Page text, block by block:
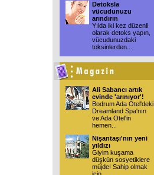
Detoksla
vücudunuzu
arındırın
Yılda iki kez düzenli
olarak detoks yapın,
vücudunuzdaki
toksinlerden
Ali Sabancı artık
evinde 'arınıyor'!
Bodrum Ada Otel'deki
Dreamland Spa'nın
ve Ada Otel'in
hemen
Nişantaşı'nın yeni
yıldızı
Giyim kuşama
düşkün sosyetiklere
müjde! Sahip olmak